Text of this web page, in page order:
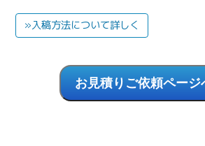
»入稿方法について詳しく